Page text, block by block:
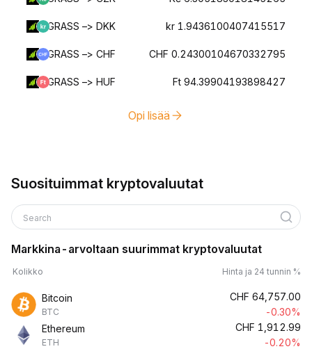
GRASS –> DKK kr 1.9436100407415517
GRASS –> CHF CHF 0.24300104670332795
GRASS –> HUF Ft 94.39904193898427
Opi lisää
Suosituimmat kryptovaluutat
Search
Markkina-arvoltaan suurimmat kryptovaluutat
Kolikko Hinta ja 24 tunnin %
Bitcoin
BTC
CHF 64,757.00
-0.30%
Ethereum
ETH
CHF 1,912.99
-0.20%